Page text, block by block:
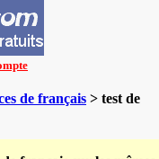
de français > test de